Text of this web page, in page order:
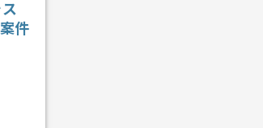
件